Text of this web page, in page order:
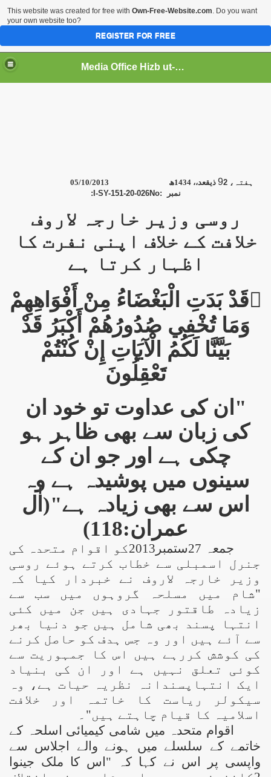
Media Office Hizb ut-Tahrir Pakistan
ہفتہ، 2
9 ذیقعد،، 1434ھ
05/10/2013
نمبر
No:
I-SY-151-20-026
:
روسی وزیر خارجہ لاروف
خلافت کے خلاف اپنی نفرت کا
اظہار کرتا ہے
قَدْ بَدَتِ الْبَغْضَاءُ مِنْ أَفْوَاهِهِمْ
وَمَا تُخْفِي صُدُورُهُمْ أَكْبَرُ قَدْ
بَيَّنَّا لَكُمُ الْآيَاتِ إِنْ كُنْتُمْ
تَعْقِلُونَ
"ان کی عداوت تو خود ان
کی زبان سے بھی ظاہر ہو
چکی ہے اور جو ان کے
سینوں میں پوشیدہ ہے وہ
اس سے بھی زیادہ ہے"(اٰل
عمران:118)
جمعہ 27ستمبر2013کو اقوام متحدہ کی
جنرل اسمبلی سے خطاب کرتے ہوئے روسی
وزیر خارجہ لاروف نے خبردار کیا کہ
"شام میں مسلحہ گروہوں میں سب سے
زیادہ طاقتور جہادی ہیں جن میں کئی
انتہا پسند بھی شامل ہیں جو دنیا بھر
سے آئے ہیں اور وہ جس ہدف کو حاصل کرنے
کی کوشش کررہے ہیں اس کا جمہوریت سے
کوئی تعلق نہیں ہے اور ان کی بنیاد
ایک انتہاپسندانہ نظریہ حیات ہے، وہ
سیکولر ریاست کا خاتمہ اور خلافت
اسلامیہ کا قیام چاہتے ہیں"۔
اقوام متحدہ میں شامی کیمیائی اسلحہ کے
خاتمے کے سلسلے میں ہونے والے اجلاس سے
واپسی پر اس نے کہا کہ "اس کا ملک جینوا
This website was created for free with Own-Free-Website.com. Do you want
your own website too?
REGISTER FOR FREE